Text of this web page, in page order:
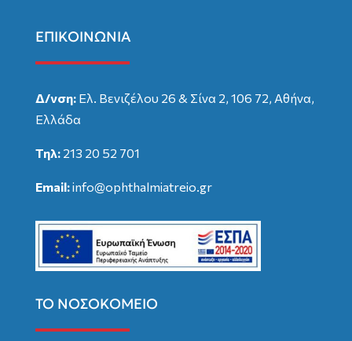
ΕΠΙΚΟΙΝΩΝΙΑ
Δ/νση:Ελ. Βενιζέλου 26 & Σίνα 2, 106 72, Αθήνα,
Ελλάδα
Τηλ: 213 20 52 701
Email:info@ophthalmiatreio.gr
ΤΟ ΝΟΣΟΚΟΜΕΙΟ